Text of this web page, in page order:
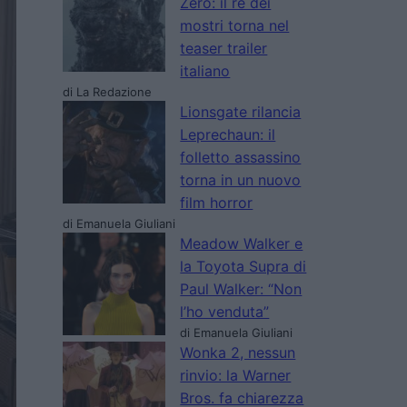
mostri torna nel
teaser trailer
italiano
di La Redazione
Lionsgate rilancia
Leprechaun: il
folletto assassino
torna in un nuovo
film horror
di Emanuela Giuliani
Meadow Walker e
la Toyota Supra di
Paul Walker: “Non
l’ho venduta”
di Emanuela Giuliani
Wonka 2, nessun
rinvio: la Warner
Bros. fa chiarezza